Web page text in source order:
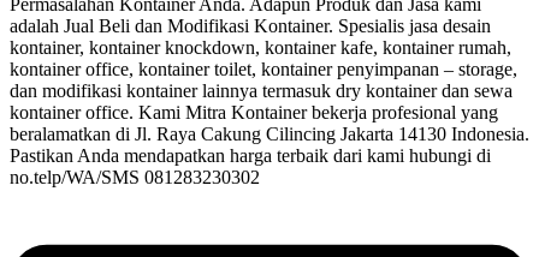
Permasalahan Kontainer Anda. Adapun Produk dan Jasa kami
adalah Jual Beli dan Modifikasi Kontainer. Spesialis jasa desain
kontainer, kontainer knockdown, kontainer kafe, kontainer rumah,
kontainer office, kontainer toilet, kontainer penyimpanan – storage,
dan modifikasi kontainer lainnya termasuk dry kontainer dan sewa
kontainer office. Kami Mitra Kontainer bekerja profesional yang
beralamatkan di Jl. Raya Cakung Cilincing Jakarta 14130 Indonesia.
Pastikan Anda mendapatkan harga terbaik dari kami hubungi di
no.telp/WA/SMS 081283230302